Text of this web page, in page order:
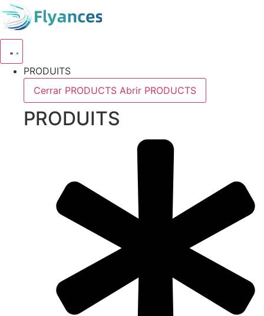
Skip
to
PRODUITS
Cerrar PRODUCTS Abrir PRODUCTS
PRODUITS